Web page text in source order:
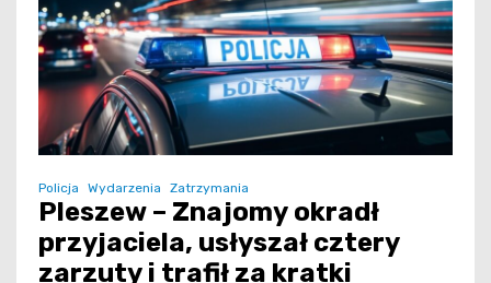
Policja Wydarzenia Zatrzymania
Pleszew – Znajomy okradł
przyjaciela, usłyszał cztery
zarzuty i trafił za kratki